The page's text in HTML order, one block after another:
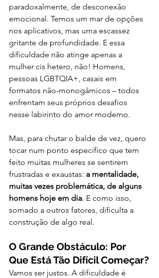
paradoxalmente, de desconexão
emocional. Temos um mar de opções
nos aplicativos, mas uma escassez
gritante de profundidade. E essa
dificuldade não atinge apenas a
mulher cis hetero, não! Homens,
pessoas LGBTQIA+, casais em
formatos não-monogâmicos – todos
enfrentam seus próprios desafios
nesse labirinto do amor moderno.
Mas, para chutar o balde de vez, quero
tocar num ponto específico que tem
feito muitas mulheres se sentirem
frustradas e exaustas: a mentalidade,
muitas vezes problemática, de alguns
homens hoje em dia. E como isso,
somado a outros fatores, dificulta a
construção de algo real.
O Grande Obstáculo: Por
Que Está Tão Difícil Começar?
Vamos ser justos. A dificuldade é